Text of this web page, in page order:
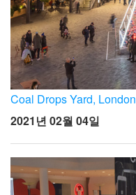
Coal Drops Yard, London
2021년 02월 04일